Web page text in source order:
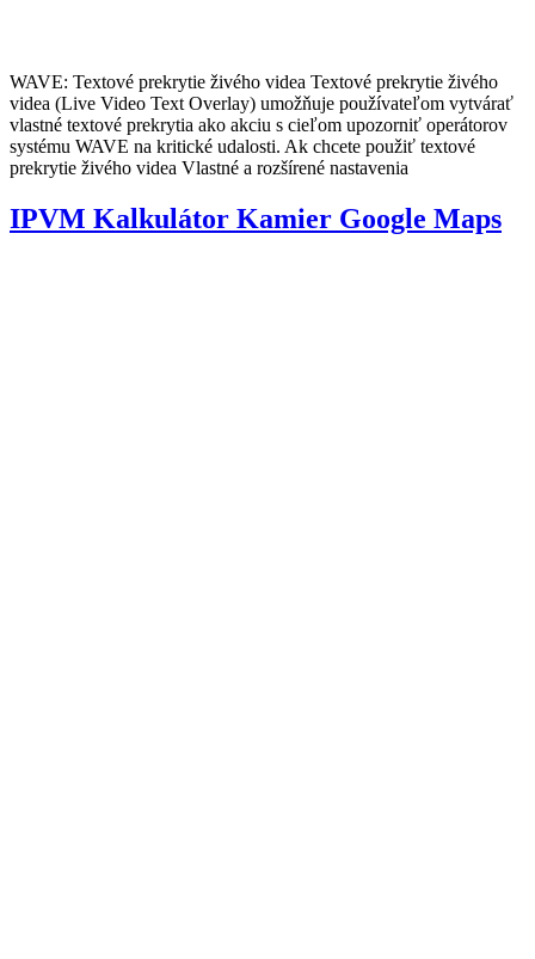
WAVE: Textové prekrytie živého videa Textové prekrytie živého
videa (Live Video Text Overlay) umožňuje používateľom vytvárať
vlastné textové prekrytia ako akciu s cieľom upozorniť operátorov
systému WAVE na kritické udalosti. Ak chcete použiť textové
prekrytie živého videa Vlastné a rozšírené nastavenia
IPVM Kalkulátor Kamier Google Maps